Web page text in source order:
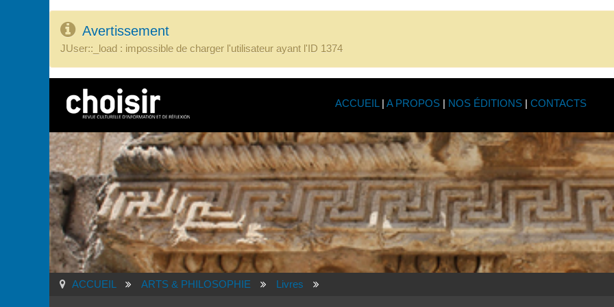
Avertissement
JUser::_load : impossible de charger l'utilisateur ayant l'ID 1374
ACCUEIL | A PROPOS| NOS ÉDITIONS| CONTACTS
ACCUEIL ARTS & PHILOSOPHIE Livres